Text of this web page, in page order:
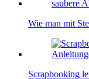
Wie man mit
Scrapbooking